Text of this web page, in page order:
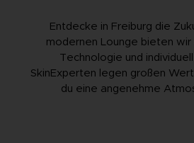
Entdecke in Freiburg die
modernen Lounge bieten
Technologie und
SkinExperten legen großen
du eine angenehme